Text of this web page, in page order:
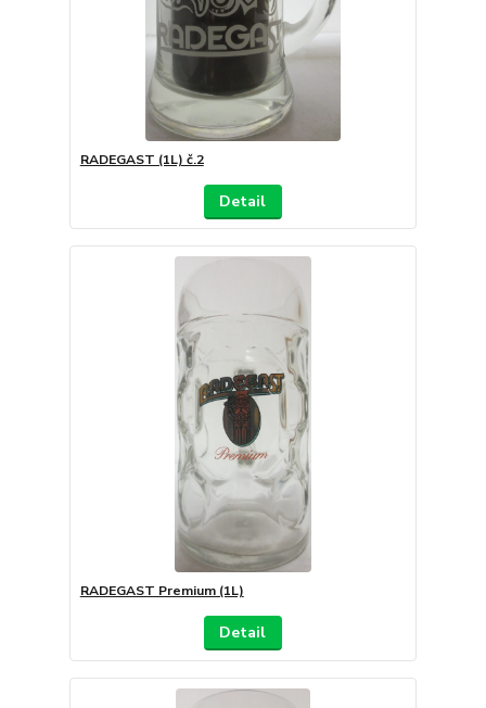
RADEGAST (1L) č.2
Detail
RADEGAST Premium (1L)
Detail